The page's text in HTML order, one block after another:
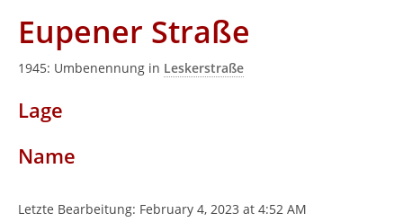
Eupener Straße
1945: Umbenennung in Leskerstraße
Lage
Name
Letzte Bearbeitung: February 4, 2023 at 4:52 AM